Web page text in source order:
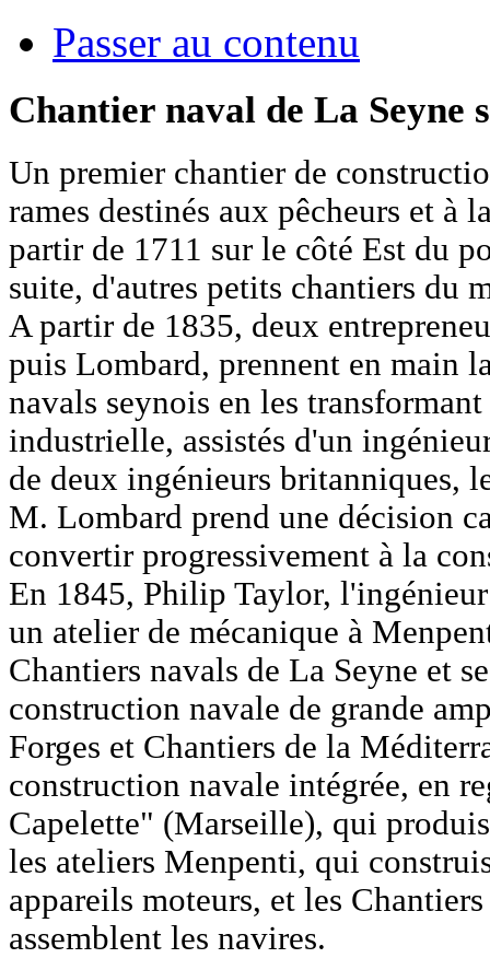
Passer au contenu
Chantier naval de La Seyne
Un premier chantier de
rames destinés aux pêcheurs et à
partir de 1711 sur le côté Est du
suite, d'autres petits chantiers du
A partir de 1835, deux
puis Lombard, prennent en main
navals seynois en les
industrielle, assistés d'un
de deux ingénieurs britanniques,
M. Lombard prend une décision
convertir progressivement à la
En 1845, Philip Taylor,
un atelier de mécanique à
Chantiers navals de La Seyne et
construction navale de grande
Forges et Chantiers de la
construction navale intégrée, en
Capelette" (Marseille), qui
les ateliers Menpenti, qui
appareils moteurs, et les
assemblent les navires.